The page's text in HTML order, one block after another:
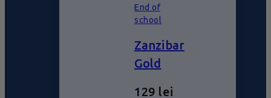
End of
school
Zanzibar
Gold
129 lei